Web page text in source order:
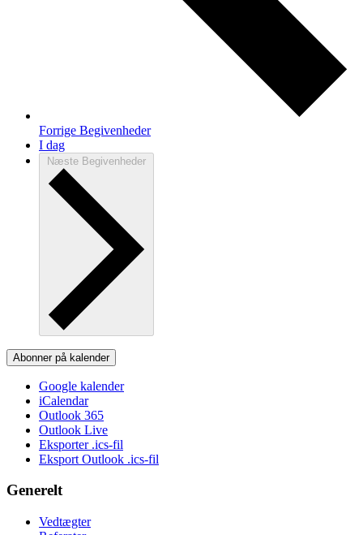
Forrige Begivenheder
I dag
Næste Begivenheder
Abonner på kalender
Google kalender
iCalendar
Outlook 365
Outlook Live
Eksporter .ics-fil
Eksport Outlook .ics-fil
Generelt
Vedtægter